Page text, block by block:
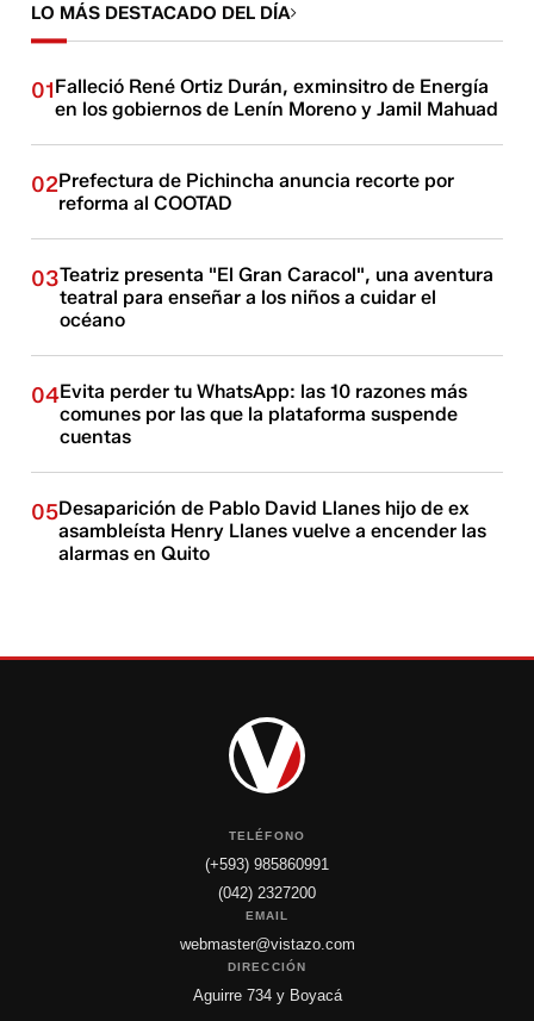
LO MÁS DESTACADO DEL DÍA
01Falleció René Ortiz Durán, exminsitro de Energía
en los gobiernos de Lenín Moreno y Jamil Mahuad
02Prefectura de Pichincha anuncia recorte por
reforma al COOTAD
03Teatriz presenta "El Gran Caracol", una aventura
teatral para enseñar a los niños a cuidar el
océano
04Evita perder tu WhatsApp: las 10 razones más
comunes por las que la plataforma suspende
cuentas
05Desaparición de Pablo David Llanes hijo de ex
asambleísta Henry Llanes vuelve a encender las
alarmas en Quito
TELÉFONO
(+593) 985860991
(042) 2327200
EMAIL
webmaster@vistazo.com
DIRECCIÓN
Aguirre 734 y Boyacá